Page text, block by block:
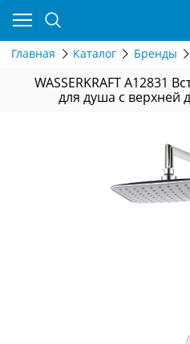
Главная Каталог Бренды
WASSERKRAFT A12831
для душа с верхней